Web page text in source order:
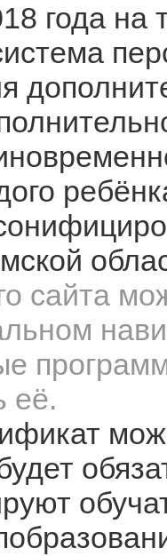
года на
сайта
её.